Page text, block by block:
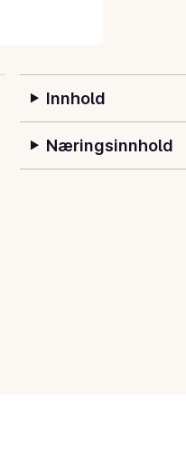
Innhold
Næringsinnhold